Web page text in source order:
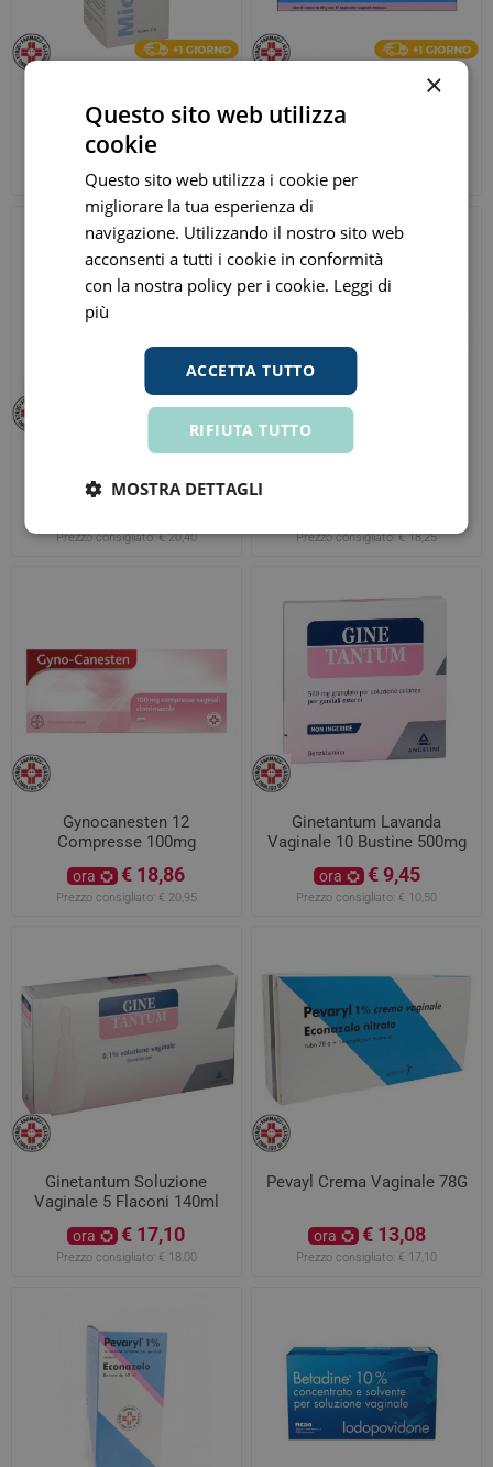
Morgan Miconal Polvere
Dermatologica
Ginecologica 20G 2%
ora € 10,97
Prezzo consigliato: € 12,90
Farmaceutici Damor
Fitostimoline Crema
Prezzo consigliato:
5 Flaconcini
Prezzo consigliato: € 20,40 Prezzo consigliato: € 18,25
Gynocanesten 12
Compresse 100mg
ora € 18,86
Prezzo consigliato: € 20,95
Ginetantum Lavanda
Vaginale 10 Bustine 500mg
ora € 9,45
Prezzo consigliato: € 10,50
Ginetantum Soluzione
Vaginale 5 Flaconi 140ml
ora € 17,10
Prezzo consigliato: € 18,00
Pevayl Crema Vaginale 78G
ora € 13,08
Prezzo consigliato: € 17,10
×
Questo sito web utilizza
cookie
Questo sito web utilizza i cookie per
migliorare la tua esperienza di
navigazione. Utilizzando il nostro sito web
acconsenti a tutti i cookie in conformità
con la nostra policy per i cookie. Leggi di
più
ACCETTA TUTTO
RIFIUTA TUTTO
MOSTRA DETTAGLI